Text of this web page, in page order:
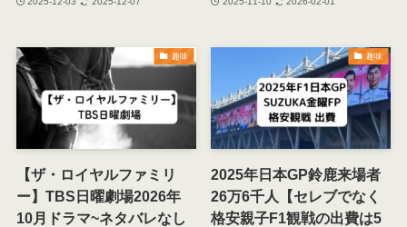
趣味
【ザ・ロイヤルファミリ
ー】TBS日曜劇場2026年
10月ドラマ~ネタバレなし
趣味
2025年日本GP鈴鹿来場者
26万6千人【セレブでなく
格安親子F1観戦の出費は5